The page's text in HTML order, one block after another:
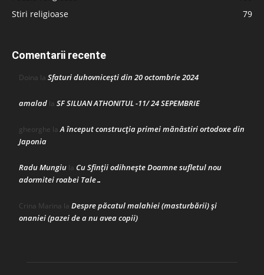
Stiri religioase
79
Comentarii recente
Doina la Sfaturi duhovnicești din 20 octombrie 2024
amalad la SF SILUAN ATHONITUL -11/ 24 SEPEMBRIE
gheorghe laA început construcţia primei mănăstiri ortodoxe din
Japonia
Radu Mungiu la Cu Sfinții odihnește Doamne sufletul nou
adormitei roabei Tale…
Crina Marina la Despre păcatul malahiei (masturbării) şi
onaniei (pazei de a nu avea copii)